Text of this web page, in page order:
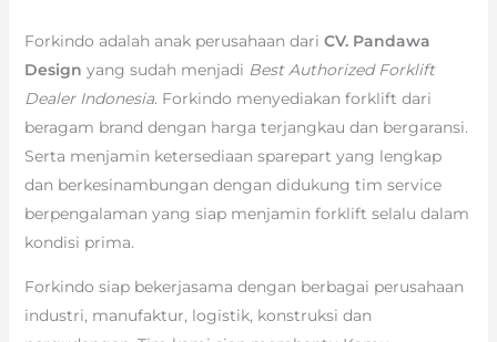
Forkindo adalah anak perusahaan dari CV. Pandawa
Design yang sudah menjadi Best Authorized Forklift
Dealer Indonesia. Forkindo menyediakan forklift dari
beragam brand dengan harga terjangkau dan bergaransi.
Serta menjamin ketersediaan sparepart yang lengkap
dan berkesinambungan dengan didukung tim service
berpengalaman yang siap menjamin forklift selalu dalam
kondisi prima.
Forkindo siap bekerjasama dengan berbagai perusahaan
industri, manufaktur, logistik, konstruksi dan